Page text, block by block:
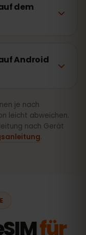
dem
Android
je nach
leicht abweichen.
nach Gerät
.
für